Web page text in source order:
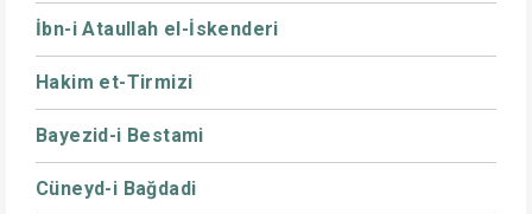
İbn-i Ataullah el-İskenderi
Hakim et-Tirmizi
Bayezid-i Bestami
Cüneyd-i Bağdadi